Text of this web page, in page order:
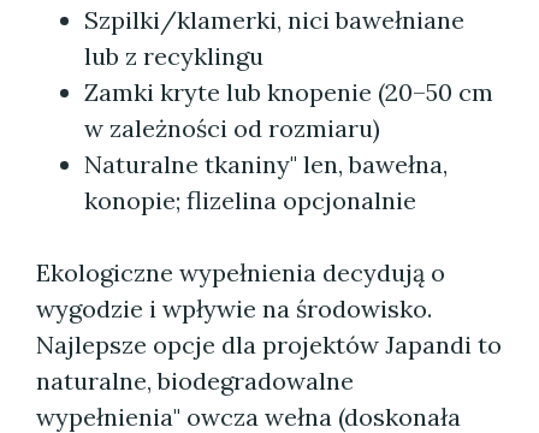
Szpilki/klamerki, nici bawełniane
lub z recyklingu
Zamki kryte lub knopenie (20–50 cm
w zależności od rozmiaru)
Naturalne tkaniny" len, bawełna,
konopie; flizelina opcjonalnie
Ekologiczne wypełnienia decydują o
wygodzie i wpływie na środowisko.
Najlepsze opcje dla projektów Japandi to
naturalne, biodegradowalne
wypełnienia" owcza wełna (doskonała